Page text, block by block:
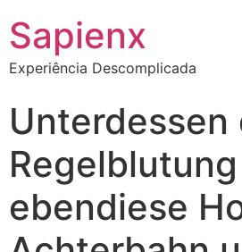
Sapienx
Experiência Descomplicada
Unterdessen
ebendiese